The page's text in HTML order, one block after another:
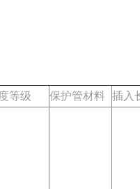
等级 保护管材料
插入